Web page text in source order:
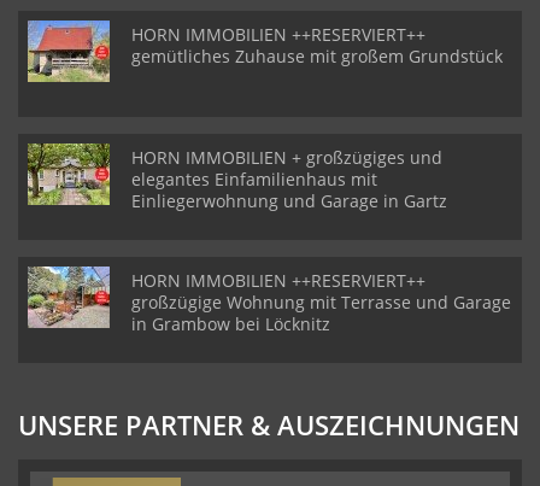
HORN IMMOBILIEN ++RESERVIERT++
gemütliches Zuhause mit großem Grundstück
HORN IMMOBILIEN + großzügiges und
elegantes Einfamilienhaus mit
Einliegerwohnung und Garage in Gartz
HORN IMMOBILIEN ++RESERVIERT++
großzügige Wohnung mit Terrasse und Garage
in Grambow bei Löcknitz
UNSERE PARTNER & AUSZEICHNUNGEN